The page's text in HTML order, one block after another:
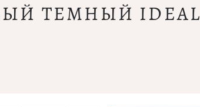
ТЕМНЫЙ IDEAL